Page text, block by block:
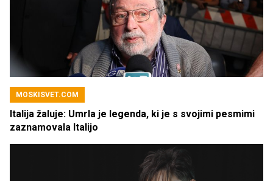
MOSKISVET.COM
Italija žaluje: Umrla je legenda, ki je s svojimi pesmimi
zaznamovala Italijo